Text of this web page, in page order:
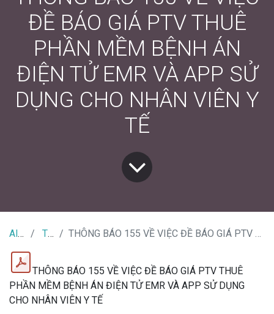
ĐỀ BÁO GIÁ PTV THUÊ
PHẦN MỀM BỆNH ÁN
ĐIỆN TỬ EMR VÀ APP SỬ
DỤNG CHO NHÂN VIÊN Y
TẾ
All Tin Tức Tin đấu thầu THÔNG BÁO 155 VỀ VIỆC ĐỀ BÁO GIÁ PTV THUÊ PHẦN MỀM BỆNH ÁN ĐIỆN TỬ EMR VÀ APP SỬ DỤNG CHO NHÂN VIÊN Y TẾ
THÔNG BÁO 155 VỀ VIỆC ĐỀ BÁO GIÁ PTV THUÊ
PHẦN MỀM BỆNH ÁN ĐIỆN TỬ EMR VÀ APP SỬ DỤNG
CHO NHÂN VIÊN Y TẾ